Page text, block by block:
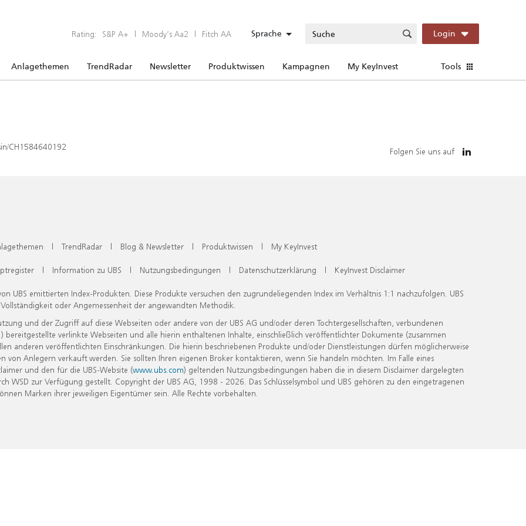
Rating: S&P A+ | Moody’s Aa2 | Fitch AA Sprache Login
Anlagethemen TrendRadar Newsletter Produktwissen Kampagnen My KeyInvest Tools
CH1584640192 Folgen Sie uns auf
| TrendRadar | Blog & Newsletter | Produktwissen | My KeyInvest
| Information zu UBS | Nutzungsbedingungen | Datenschutzerklärung | KeyInvest Disclaimer
UBS emittierten Index-Produkten. Diese Produkte versuchen den zugrundeliegenden Index im Verhältnis 1:1 nachzufolgen. UBS
oder Angemessenheit der angewandten Methodik.
und der Zugriff auf diese Webseiten oder andere von der UBS AG und/oder deren Tochtergesellschaften, verbundenen
verlinkte Webseiten und alle hierin enthaltenen Inhalte, einschließlich veröffentlichter Dokumente (zusammen
anderen veröffentlichten Einschränkungen. Die hierin beschriebenen Produkte und/oder Dienstleistungen dürfen möglicherweise
Anlegern verkauft werden. Sie sollten Ihren eigenen Broker kontaktieren, wenn Sie handeln möchten. Im Falle eines
und den für die UBS-Website (www.ubs.com) geltenden Nutzungsbedingungen haben die in diesem Disclaimer dargelegten
zur Verfügung gestellt. Copyright der UBS AG, 1998 - 2026. Das Schlüsselsymbol und UBS gehören zu den eingetragenen
Marken ihrer jeweiligen Eigentümer sein. Alle Rechte vorbehalten.